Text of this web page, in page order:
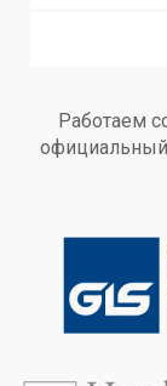
Работаем